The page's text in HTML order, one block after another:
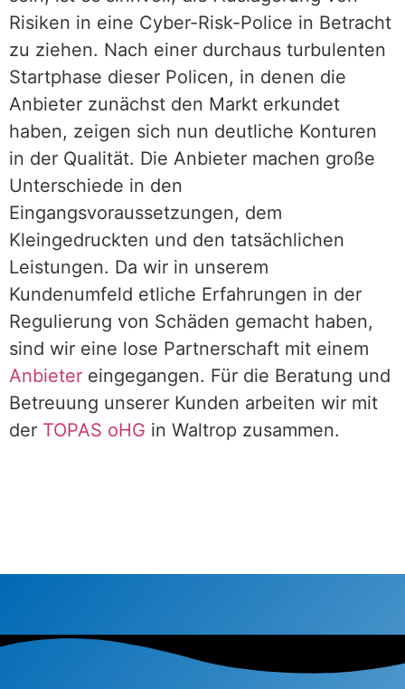
Risiken in eine Cyber-Risk-Police in Betracht
zu ziehen. Nach einer durchaus turbulenten
Startphase dieser Policen, in denen die
Anbieter zunächst den Markt erkundet
haben, zeigen sich nun deutliche Konturen
in der Qualität. Die Anbieter machen große
Unterschiede in den
Eingangsvoraussetzungen, dem
Kleingedruckten und den tatsächlichen
Leistungen. Da wir in unserem
Kundenumfeld etliche Erfahrungen in der
Regulierung von Schäden gemacht haben,
sind wir eine lose Partnerschaft mit einem
Anbieter eingegangen. Für die Beratung und
Betreuung unserer Kunden arbeiten wir mit
der TOPAS oHG in Waltrop zusammen.